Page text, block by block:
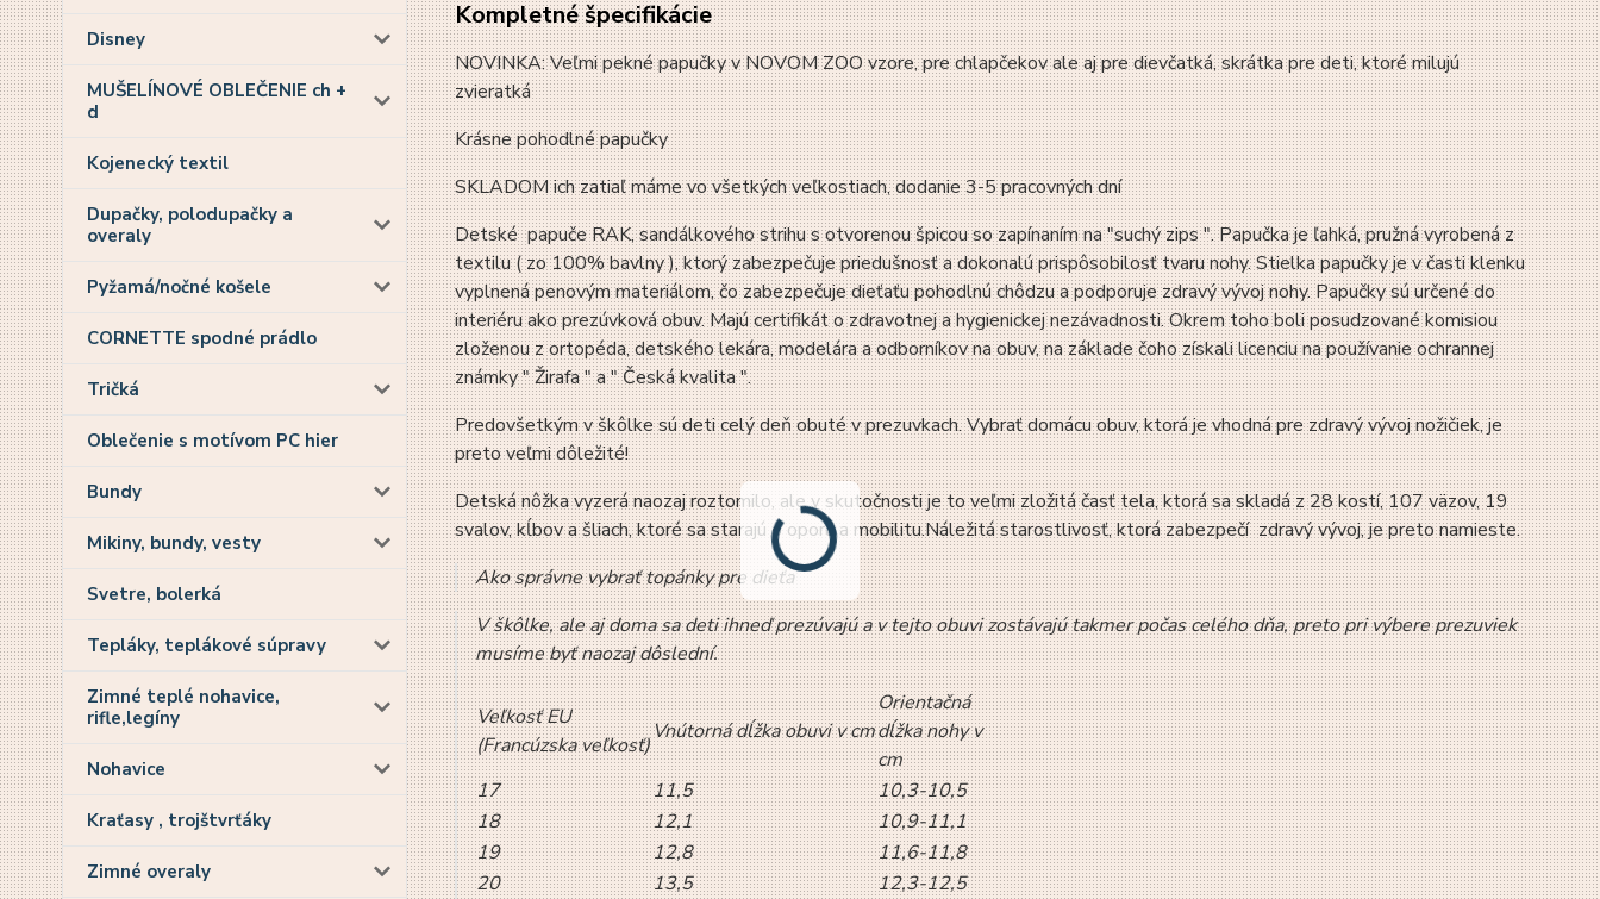
Disney
MUŠELÍNOVÉ OBLEČENIE ch +
d
Kojenecký textil
Dupačky, polodupačky a
overaly
Pyžamá/nočné košele
CORNETTE spodné prádlo
Tričká
Oblečenie s motívom PC hier
Bundy
Mikiny, bundy, vesty
Svetre, bolerká
Tepláky, teplákové súpravy
Zimné teplé nohavice,
rifle,legíny
Nohavice
Kraťasy , trojštvrťáky
Zimné overaly
Kompletné špecifikácie
NOVINKA: Veľmi pekné papučky v NOVOM ZOO vzore, pre chlapčekov ale aj pre dievčatká, skrátka pre deti, ktoré milujú
zvieratká
Krásne pohodlné papučky
SKLADOM ich zatiaľ máme vo všetkých veľkostiach, dodanie 3-5 pracovných dní
Detské papuče RAK, sandálkového strihu s otvorenou špicou so zapínaním na "suchý zips ". Papučka je ľahká, pružná vyrobená z
textilu ( zo 100% bavlny ), ktorý zabezpečuje priedušnosť a dokonalú prispôsobilosť tvaru nohy. Stielka papučky je v časti klenku
vyplnená penovým materiálom, čo zabezpečuje dieťaťu pohodlnú chôdzu a podporuje zdravý vývoj nohy. Papučky sú určené do
interiéru ako prezúvková obuv. Majú certifikát o zdravotnej a hygienickej nezávadnosti. Okrem toho boli posudzované komisiou
zloženou z ortopéda, detského lekára, modelára a odborníkov na obuv, na základe čoho získali licenciu na používanie ochrannej
známky " Žirafa " a " Česká kvalita ".
Predovšetkým v škôlke sú deti celý deň obuté v prezuvkach. Vybrať domácu obuv, ktorá je vhodná pre zdravý vývoj nožičiek, je
preto veľmi dôležité!
Detská nôžka vyzerá naozaj roztomilo, ale v skutočnosti je to veľmi zložitá časť tela, ktorá sa skladá z 28 kostí, 107 väzov, 19
svalov, kĺbov a šliach, ktoré sa starajú o oporu a mobilitu.Náležitá starostlivosť, ktorá zabezpečí zdravý vývoj, je preto namieste.
Ako správne vybrať topánky pre dieťa
V škôlke, ale aj doma sa deti ihneď prezúvajú a v tejto obuvi zostávajú takmer počas celého dňa, preto pri výbere prezuviek
musíme byť naozaj dôslední.
Veľkosť EU
(Francúzska veľkosť)
Vnútorná dĺžka obuvi v cm
Orientačná
dĺžka nohy v
cm
17
11,5
10,3-10,5
18
12,1
10,9-11,1
19
12,8
11,6-11,8
20
13,5
12,3-12,5